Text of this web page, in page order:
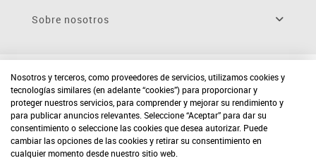
Sobre nosotros
Nosotros y terceros, como proveedores de servicios, utilizamos cookies y
tecnologías similares (en adelante “cookies”) para proporcionar y
proteger nuestros servicios, para comprender y mejorar su rendimiento y
para publicar anuncios relevantes. Seleccione “Aceptar” para dar su
consentimiento o seleccione las cookies que desea autorizar. Puede
cambiar las opciones de las cookies y retirar su consentimiento en
cualquier momento desde nuestro sitio web.